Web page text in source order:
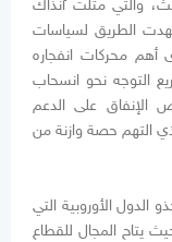
والتي مثلت آنذاك
الطريق لسياسات
أهم محركات انفجاره
2011، فمنذ 2005 تم تسريع التوجه نحو انسحاب
الإنفاق على الدعم
التهم حصة وازنة من
الأوروبية التي
يتاح المجال للقطاع